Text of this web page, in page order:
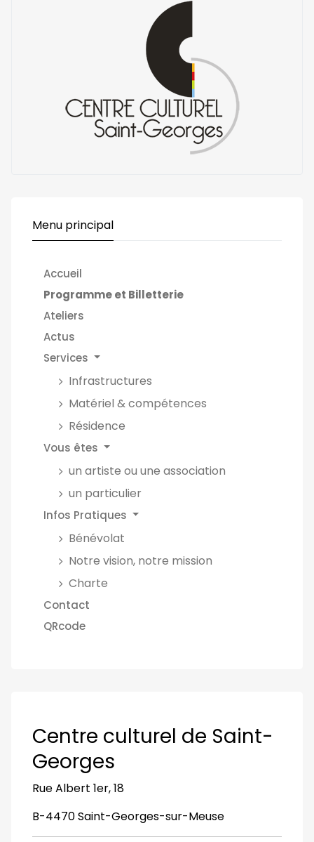
Menu principal
Accueil
Programme et Billetterie
Ateliers
Actus
Services
Infrastructures
Matériel & compétences
Résidence
Vous êtes
un artiste ou une association
un particulier
Infos Pratiques
Bénévolat
Notre vision, notre mission
Charte
Contact
QRcode
Centre culturel de Saint-
Georges
Rue Albert 1er, 18
B-4470 Saint-Georges-sur-Meuse